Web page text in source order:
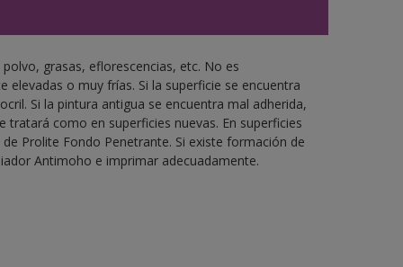
grasas, eflorescencias, etc. No es
o muy frías. Si la superficie se encuentra
Si la pintura antigua se encuentra mal adherida,
como en superficies nuevas. En superficies
Prolite Fondo Penetrante. Si existe formación de
Antimoho e imprimar adecuadamente.